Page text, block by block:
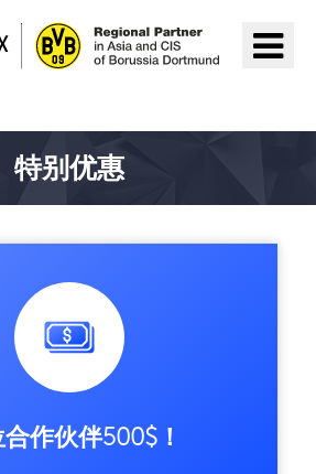
特别优惠
作伙伴500$！